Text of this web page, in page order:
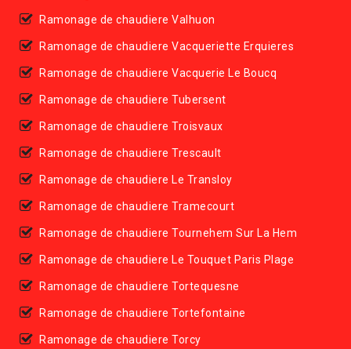
Ramonage de chaudiere Valhuon
Ramonage de chaudiere Vacqueriette Erquieres
Ramonage de chaudiere Vacquerie Le Boucq
Ramonage de chaudiere Tubersent
Ramonage de chaudiere Troisvaux
Ramonage de chaudiere Trescault
Ramonage de chaudiere Le Transloy
Ramonage de chaudiere Tramecourt
Ramonage de chaudiere Tournehem Sur La Hem
Ramonage de chaudiere Le Touquet Paris Plage
Ramonage de chaudiere Tortequesne
Ramonage de chaudiere Tortefontaine
Ramonage de chaudiere Torcy